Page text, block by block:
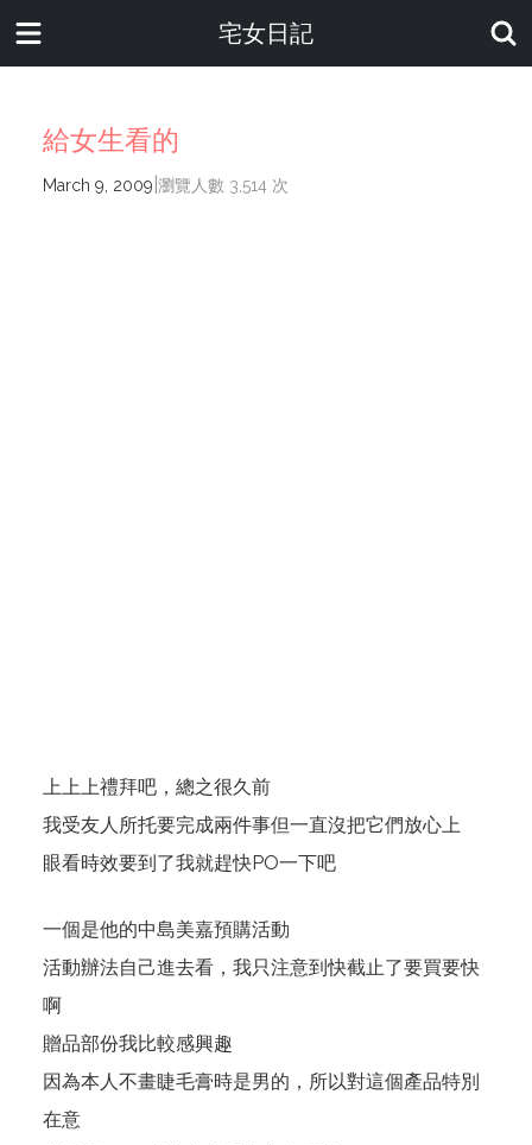
宅女日記
給女生看的
March 9, 2009 瀏覽人數 3,514 次
上上上禮拜吧，總之很久前
我受友人所托要完成兩件事但一直沒把它們放心上
眼看時效要到了我就趕快PO一下吧
一個是他的中島美嘉預購活動
活動辦法自己進去看，我只注意到快截止了要買要快
啊
贈品部份我比較感興趣
因為本人不畫睫毛膏時是男的，所以對這個產品特別
在意